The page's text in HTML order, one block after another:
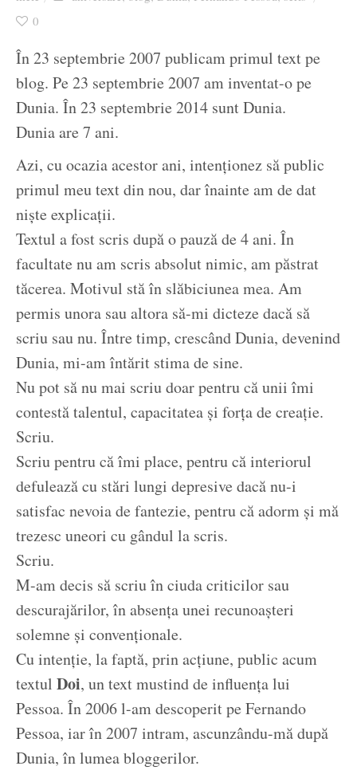
0
În 23 septembrie 2007 publicam primul text pe
blog. Pe 23 septembrie 2007 am inventat-o pe
Dunia. În 23 septembrie 2014 sunt Dunia.
Dunia are 7 ani.
Azi, cu ocazia acestor ani, intenționez să public
primul meu text din nou, dar înainte am de dat
niște explicații.
Textul a fost scris după o pauză de 4 ani. În
facultate nu am scris absolut nimic, am păstrat
tăcerea. Motivul stă în slăbiciunea mea. Am
permis unora sau altora să-mi dicteze dacă să
scriu sau nu. Între timp, crescând Dunia, devenind
Dunia, mi-am întărit stima de sine.
Nu pot să nu mai scriu doar pentru că unii îmi
contestă talentul, capacitatea și forța de creație.
Scriu.
Scriu pentru că îmi place, pentru că interiorul
defulează cu stări lungi depresive dacă nu-i
satisfac nevoia de fantezie, pentru că adorm și mă
trezesc uneori cu gândul la scris.
Scriu.
M-am decis să scriu în ciuda criticilor sau
descurajărilor, în absența unei recunoașteri
solemne și convenționale.
Cu intenție, la faptă, prin acțiune, public acum
textul Doi, un text mustind de influența lui
Pessoa. În 2006 l-am descoperit pe Fernando
Pessoa, iar în 2007 intram, ascunzându-mă după
Dunia, în lumea bloggerilor.